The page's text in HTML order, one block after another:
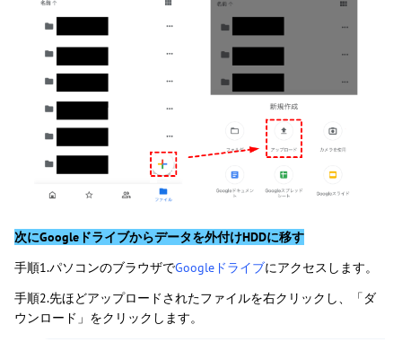
次にGoogleドライブからデータを外付けHDDに移す
手順1.パソコンのブラウザでGoogleドライブにアクセスします。
手順2.先ほどアップロードされたファイルを右クリックし、「ダ
ウンロード」をクリックします。